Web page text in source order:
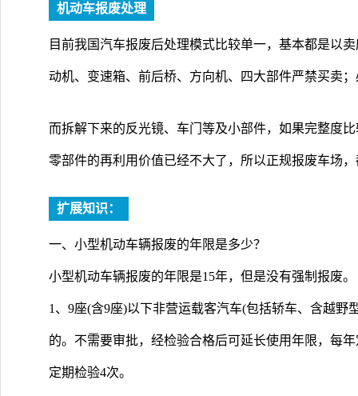
机动车报废处理
目前我国汽车报废后处理模式比较单一，基本都是以
动机、变速箱、前后桥、方向机、四大部件严禁买卖
而拆解下来的反光镜、车门等及小部件，如果完整度
零部件的再利用价值已经不大了，所以正规报废车场
扩展知识：
一、小型机动车辆报废的年限是多少？
小型机动车辆报废的年限是15年，但是没有强制报废。
1、9座(含9座)以下非营运载客汽车(包括轿车、含越野
的。不需要审批，经检验合格后可延长使用年限，每
定期检验4次。